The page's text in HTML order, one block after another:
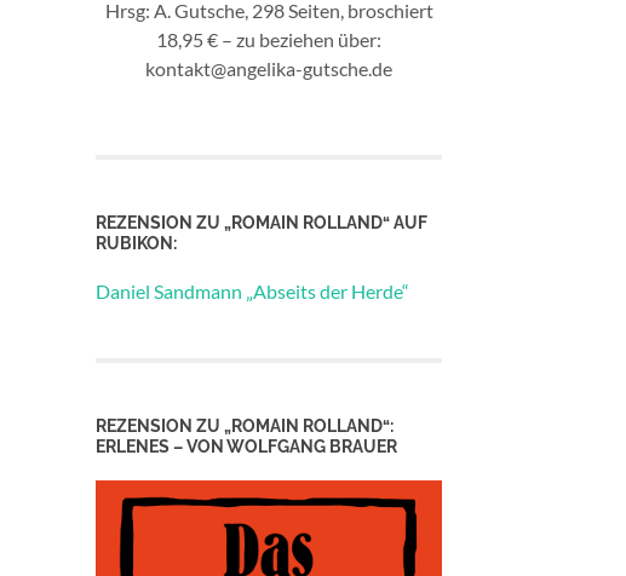
Hrsg: A. Gutsche, 298 Seiten, broschiert
18,95 € – zu beziehen über:
kontakt@angelika-gutsche.de
REZENSION ZU „ROMAIN ROLLAND“ AUF
RUBIKON:
Daniel Sandmann „Abseits der Herde“
REZENSION ZU „ROMAIN ROLLAND“:
ERLENES – VON WOLFGANG BRAUER